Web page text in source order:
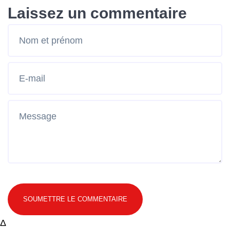
Laissez un commentaire
SOUMETTRE LE COMMENTAIRE
Δ